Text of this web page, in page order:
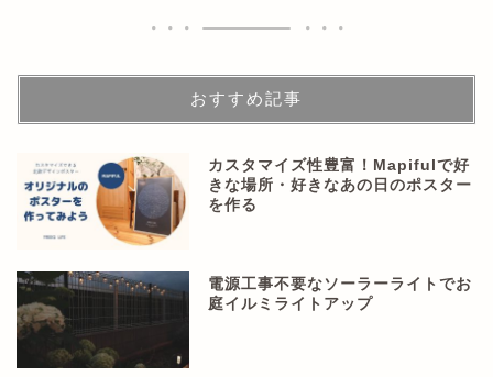
おすすめ記事
カスタマイズ性豊富！Mapifulで好
きな場所・好きなあの日のポスター
を作る
電源工事不要なソーラーライトでお
庭イルミライトアップ